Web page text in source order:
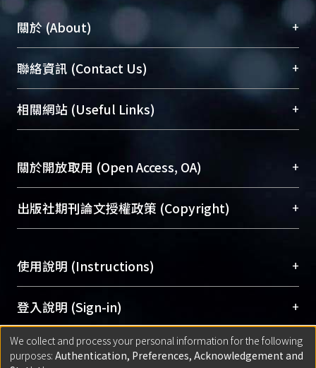
關於 (About) +
臺大位居世界頂尖大學之列，為永久珍藏及向國際
展現本校豐碩的研究成果及學術能量，圖書館整合
機構典藏（NTUR）與學術庫（AH）不同功能平
台，成為臺大學術典藏NTU scholars。期能整合研
成果。
To permanently archive and promote researcher
profiles and scholarly works, Library integrates the
services of “NTU Repository” with “Academic
聯絡資訊 (Contact Us) +
總館學科館員(Main Library)
醫學圖書館學科館員(Medical Library)
Sciences Library)
相關網站 (Useful Links) +
關於開放取用 (Open Access, OA) +
開放取用是從使用者角度提升資訊取用性的社會運
動，應用在學術研究上是透過將研究著作公開供使
用逐年攀升。同時可加速研究發展、提升研究影響
Archive）平台。 （點選深入了解OA）
出版社期刊論文授權政策 (Copyright) +
含部分內容的版權非匯入者所有，或由第三方贊
助與合作完成，請確認該版權所有者及第三方同
意提供此授權。
Please represent that the submission is your
original work, and that you have the right to
grant the rights to upload.
使用說明 (Instructions) +
網站簡介(Quickstart Guide)
使用手冊(Instruction Manual)
線上預約服務(Booking Service)
登入說明 (Sign-in) +
方案一：臺灣大學計算機中心帳號登入
匯入著作 (Submission) +
We collect and process your personal information for the following
purposes: Authentication, Preferences, Acknowledgement and